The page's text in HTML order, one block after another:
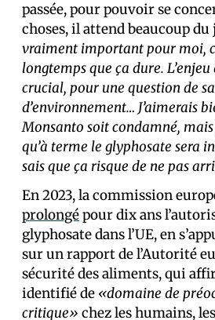
passée, pour pouvoir se
choses, il attend beaucoup
vraiment important pour moi,
longtemps que ça dure.
crucial, pour une question de
d’environnement… J’aimerais
Monsanto soit condamné, mais
qu’à terme le glyphosate sera
sais que ça risque de ne pas
En 2023, la commission
prolongépour dix ans
glyphosate dans l’UE, en
sur un rapport de l’Autorité
sécurité des aliments, qui
identifié de «domaine de
critique» chez les humains,